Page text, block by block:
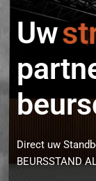
Uw
Direct uw
BEURSSTAND